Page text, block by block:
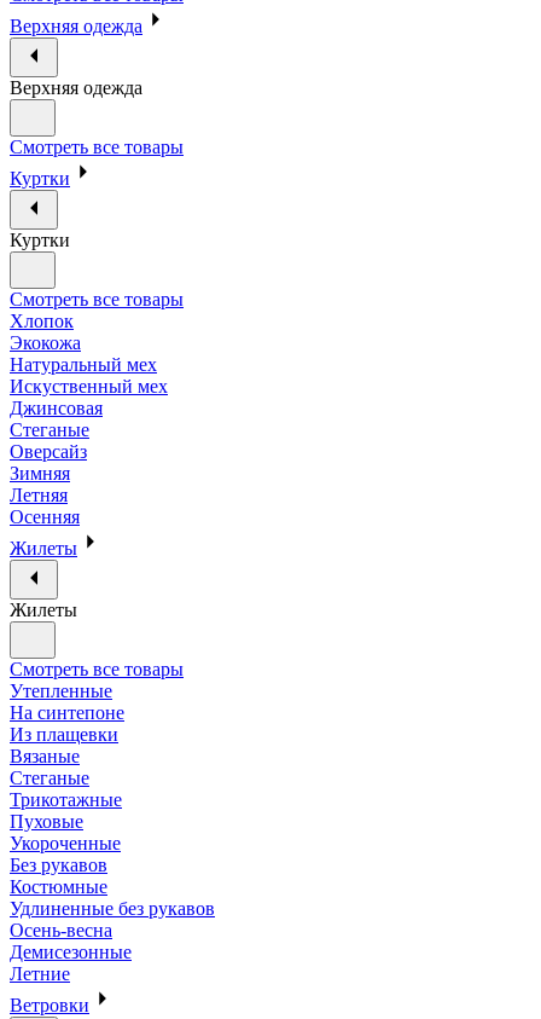
Верхняя одежда
Верхняя одежда
Смотреть все товары
Куртки
Куртки
Смотреть все товары
Хлопок
Экокожа
Натуральный мех
Искуственный мех
Джинсовая
Стеганые
Оверсайз
Зимняя
Летняя
Осенняя
Жилеты
Жилеты
Смотреть все товары
Утепленные
На синтепоне
Из плащевки
Вязаные
Стеганые
Трикотажные
Пуховые
Укороченные
Без рукавов
Костюмные
Удлиненные без рукавов
Осень-весна
Демисезонные
Летние
Ветровки